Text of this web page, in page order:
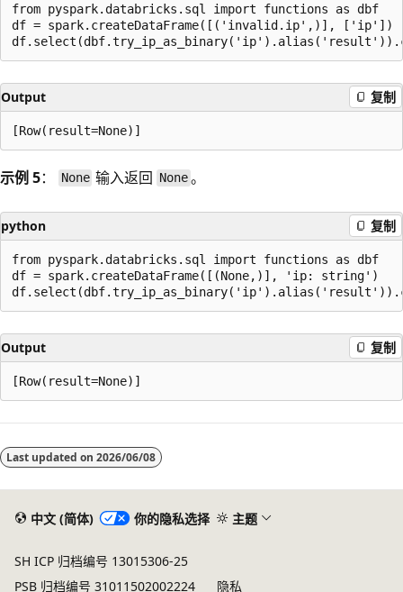
from pyspark.databricks.sql import functions as dbf
df = spark.createDataFrame([('invalid.ip',)], ['ip'])
Output 复制
示例 5： None 输入返回 None。
python 复制
from pyspark.databricks.sql import functions as dbf
df = spark.createDataFrame([(None,)], 'ip: string')
Output 复制
模
式
Last updated on 2026/06/08
中文 (简体) 你的隐私选择 主题
SH ICP 归档编号 13015306-25
PSB 归档编号 31011502002224
隐私